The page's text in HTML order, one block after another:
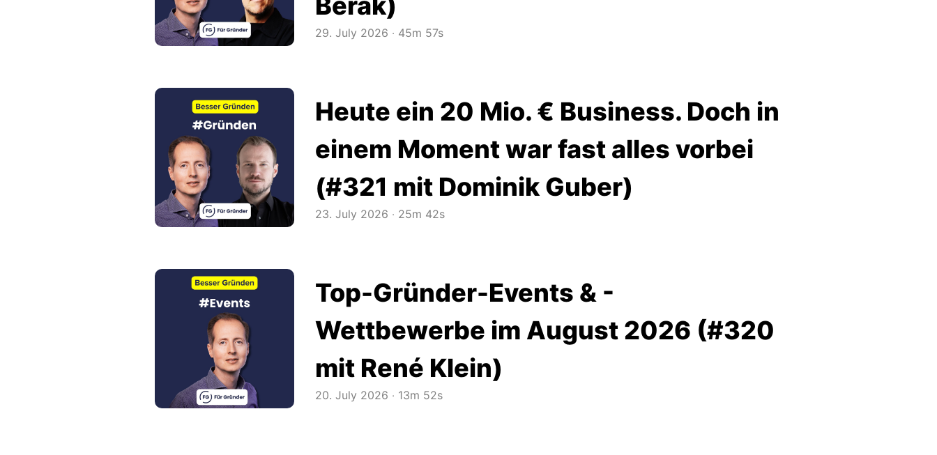
29. July 2026 ‧ 45m 57s
Heute ein 20 Mio. € Business. Doch in
einem Moment war fast alles vorbei
(#321 mit Dominik Guber)
23. July 2026 ‧ 25m 42s
Top-Gründer-Events & -
Wettbewerbe im August 2026 (#320
mit René Klein)
20. July 2026 ‧ 13m 52s